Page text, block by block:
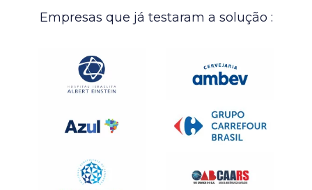
Empresas que já testaram a solução :